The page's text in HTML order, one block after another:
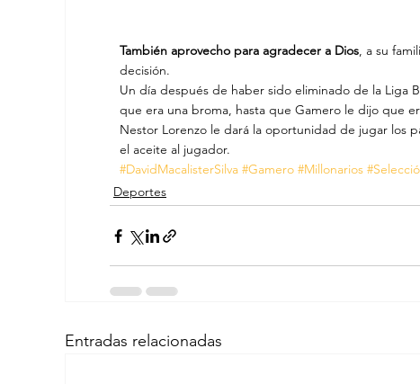
También aprovecho para agradecer a Dios, a su
decisión.
Un día después de haber sido eliminado de la Liga
que era una broma, hasta que Gamero le dijo que
Nestor Lorenzo le dará la oportunidad de jugar los
el aceite al jugador.
#DavidMacalisterSilva #Gamero #Millonarios
Deportes
Entradas relacionadas